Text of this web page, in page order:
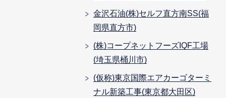
金沢石油(株)セルフ直方南SS(福
岡県直方市)
(株)コープネットフーズIQF工場
(埼玉県桶川市)
(仮称)東京国際エアカーゴターミ
ナル新築工事(東京都大田区)